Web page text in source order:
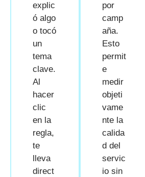
explic
ó algo
o tocó
un
tema
clave.
Al
hacer
clic
en la
regla,
te
lleva
direct
por
camp
aña.
Esto
permit
e
medir
objeti
vame
nte la
calida
d del
servic
io sin